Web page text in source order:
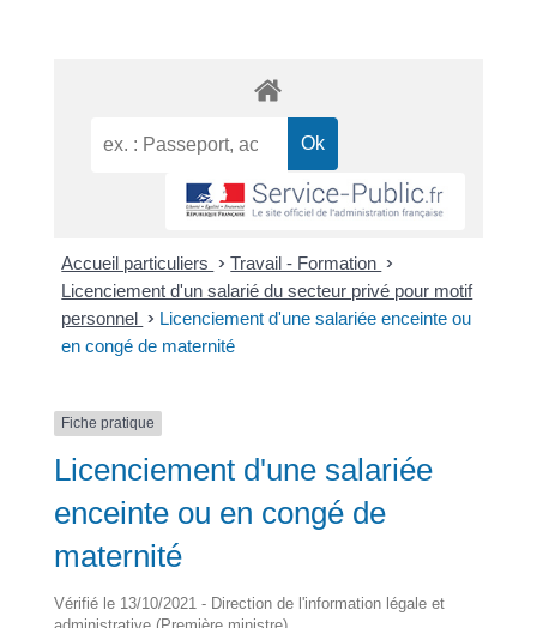
Accueil particuliers > Travail - Formation >
Licenciement d'un salarié du secteur privé pour motif
personnel > Licenciement d'une salariée enceinte ou
en congé de maternité
Fiche pratique
Licenciement d'une salariée
enceinte ou en congé de
maternité
Vérifié le 13/10/2021 - Direction de l'information légale et